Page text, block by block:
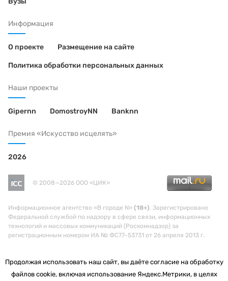
Информация
О проекте Размещение на сайте
Политика обработки персональных данных
Наши проекты
Gipernn DomostroyNN Banknn
Премия «Искусство исцелять»
2026
© 2008—2026 ООО «ЦИК»
Информационное агентство «В городе N» (18+). Зарегистрировано
Федеральной службой по надзору в сфере связи, информационных
технологий и массовых коммуникаций (Роскомнадзор) за
регистрационным номером ИА № ФС77-53731 от 26 апреля 2013 г.
Продолжая использовать наш сайт, вы даёте согласие на обработку
файлов cookie, включая использование Яндекс.Метрики, в целях